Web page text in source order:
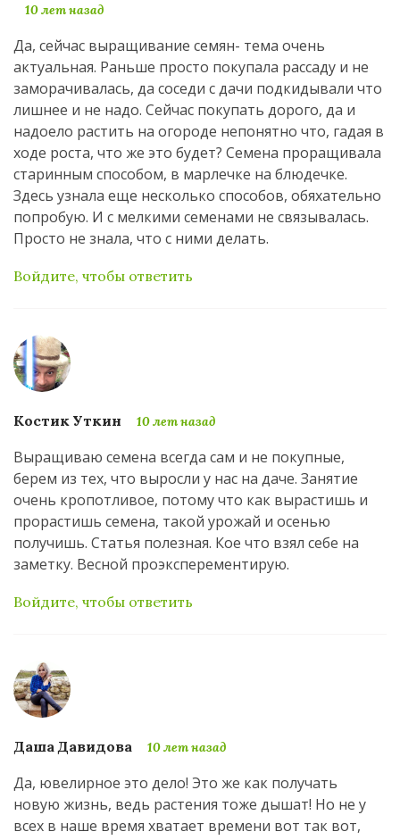
10 лет назад
Да, сейчас выращивание семян- тема очень
актуальная. Раньше просто покупала рассаду и не
заморачивалась, да соседи с дачи подкидывали что
лишнее и не надо. Сейчас покупать дорого, да и
надоело растить на огороде непонятно что, гадая в
ходе роста, что же это будет? Семена проращивала
старинным способом, в марлечке на блюдечке.
Здесь узнала еще несколько способов, обяхательно
попробую. И с мелкими семенами не связывалась.
Просто не знала, что с ними делать.
Войдите, чтобы ответить
Костик Уткин 10 лет назад
Выращиваю семена всегда сам и не покупные,
берем из тех, что выросли у нас на даче. Занятие
очень кропотливое, потому что как вырастишь и
прорастишь семена, такой урожай и осенью
получишь. Статья полезная. Кое что взял себе на
заметку. Весной проэксперементирую.
Войдите, чтобы ответить
Даша Давидова 10 лет назад
Да, ювелирное это дело! Это же как получать
новую жизнь, ведь растения тоже дышат! Но не у
всех в наше время хватает времени вот так вот,